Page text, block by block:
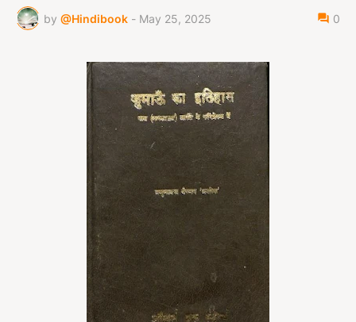
by @Hindibook - May 25, 2025 0